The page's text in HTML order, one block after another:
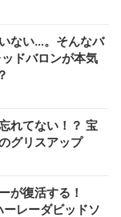
ない…。そんなバ
ドバロンが本気
れてない！？ 宝
グリスアップ
が復活する！
レーダビッドソ